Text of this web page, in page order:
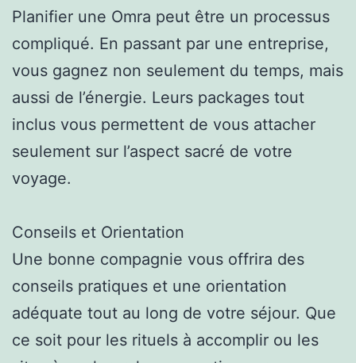
Planifier une Omra peut être un processus
compliqué. En passant par une entreprise,
vous gagnez non seulement du temps, mais
aussi de l’énergie. Leurs packages tout
inclus vous permettent de vous attacher
seulement sur l’aspect sacré de votre
voyage.
Conseils et Orientation
Une bonne compagnie vous offrira des
conseils pratiques et une orientation
adéquate tout au long de votre séjour. Que
ce soit pour les rituels à accomplir ou les